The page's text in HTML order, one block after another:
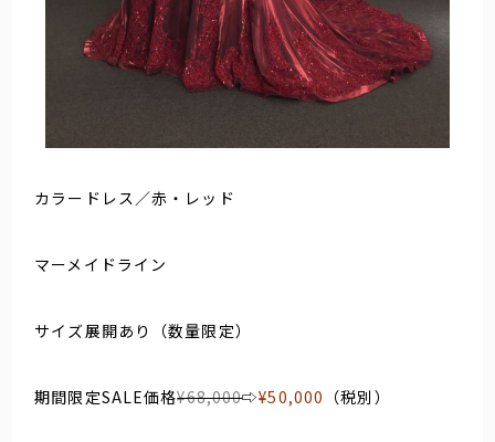
カラードレス／赤・レッド
マーメイドライン
サイズ展開あり（数量限定）
期間限定SALE価格¥68,000⇨¥50,000 （税別）